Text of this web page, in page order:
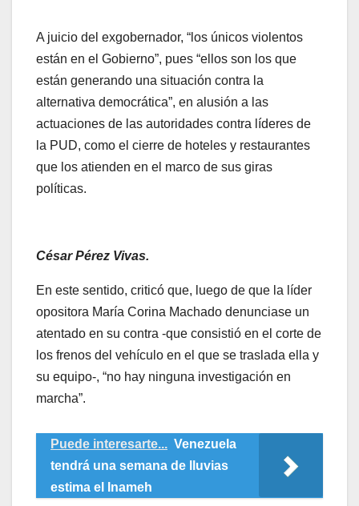
A juicio del exgobernador, “los únicos violentos
están en el Gobierno”, pues “ellos son los que
están generando una situación contra la
alternativa democrática”, en alusión a las
actuaciones de las autoridades contra líderes de
la PUD, como el cierre de hoteles y restaurantes
que los atienden en el marco de sus giras
políticas.
César Pérez Vivas.
En este sentido, criticó que, luego de que la líder
opositora María Corina Machado denunciase un
atentado en su contra -que consistió en el corte de
los frenos del vehículo en el que se traslada ella y
su equipo-, “no hay ninguna investigación en
marcha”.
Puede interesarte... Venezuela
tendrá una semana de lluvias
estima el Inameh